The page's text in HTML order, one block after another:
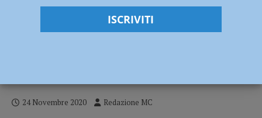
spegnere. Siamo aziende vere” – AUDIO
Riapertura bar e ristoranti, Lertora: “Non
24 Novembre 2020 Redazione MC